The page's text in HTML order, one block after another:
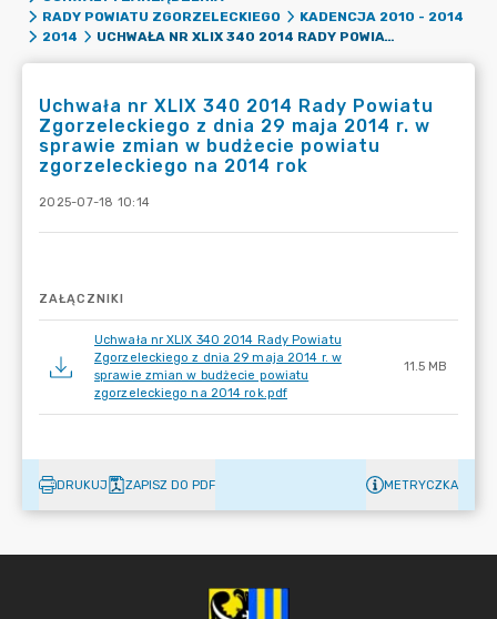
RADY POWIATU ZGORZELECKIEGO
KADENCJA 2010 - 2014
2014
UCHWAŁA NR XLIX 340 2014 RADY POWIATU ZGORZELECKIEGO Z DNIA 29 MAJA 2014 R. W SPRAWIE ZMIAN W BUDŻECIE POWIATU ZGORZELECKIEGO NA 2014 ROK
Uchwała nr XLIX 340 2014 Rady Powiatu
Zgorzeleckiego z dnia 29 maja 2014 r. w
sprawie zmian w budżecie powiatu
zgorzeleckiego na 2014 rok
2025-07-18 10:14
ZAŁĄCZNIKI
Uchwała nr XLIX 340 2014 Rady Powiatu
Zgorzeleckiego z dnia 29 maja 2014 r. w
sprawie zmian w budżecie powiatu
zgorzeleckiego na 2014 rok.pdf
11.5 MB
DRUKUJ ZAPISZ DO PDF METRYCZKA